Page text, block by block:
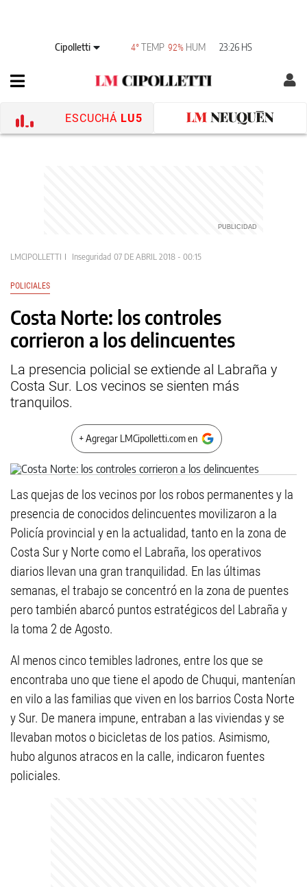
Cipolletti 4°TEMP 92% HUM 23:26 HS
ESCUCHÁ LU5
LMCIPOLLETTI Inseguridad 07 DE ABRIL 2018 - 00:15
POLICIALES
Costa Norte: los controles
corrieron a los delincuentes
La presencia policial se extiende al Labraña y
Costa Sur. Los vecinos se sienten más
tranquilos.
+ Agregar LMCipolletti.com en
Las quejas de los vecinos por los robos permanentes y la
presencia de conocidos delincuentes movilizaron a la
Policía provincial y en la actualidad, tanto en la zona de
Costa Sur y Norte como el Labraña, los operativos
diarios llevan una gran tranquilidad. En las últimas
semanas, el trabajo se concentró en la zona de puentes
pero también abarcó puntos estratégicos del Labraña y
la toma 2 de Agosto.
Al menos cinco temibles ladrones, entre los que se
encontraba uno que tiene el apodo de Chuqui, mantenían
en vilo a las familias que viven en los barrios Costa Norte
y Sur. De manera impune, entraban a las viviendas y se
llevaban motos o bicicletas de los patios. Asimismo,
hubo algunos atracos en la calle, indicaron fuentes
policiales.